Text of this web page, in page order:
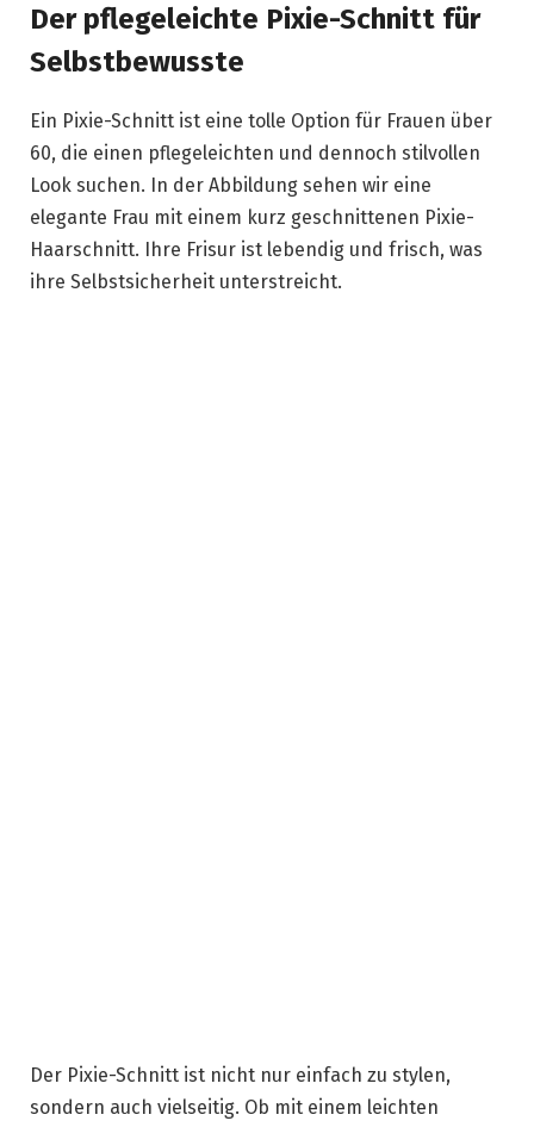
Der pflegeleichte Pixie-Schnitt für
Selbstbewusste
Ein Pixie-Schnitt ist eine tolle Option für Frauen über
60, die einen pflegeleichten und dennoch stilvollen
Look suchen. In der Abbildung sehen wir eine
elegante Frau mit einem kurz geschnittenen Pixie-
Haarschnitt. Ihre Frisur ist lebendig und frisch, was
ihre Selbstsicherheit unterstreicht.
Der Pixie-Schnitt ist nicht nur einfach zu stylen,
sondern auch vielseitig. Ob mit einem leichten